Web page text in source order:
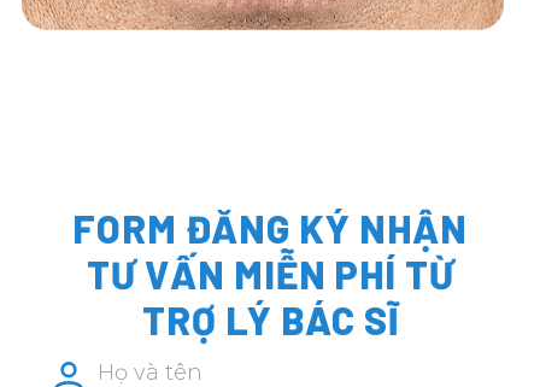
FORM ĐĂNG KÝ NHẬN
TƯ VẤN MIỄN PHÍ TỪ
TRỢ LÝ BÁC SĨ